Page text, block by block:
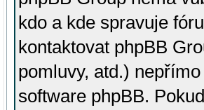
kdo a kde spravuje
kontaktovat phpBB
pomluvy, atd.)
software phpBB.